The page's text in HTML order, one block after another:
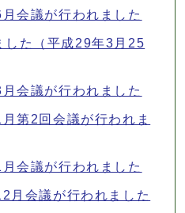
会議が行われました
した（平成29年3月25
会議が行われました
第2回会議が行われま
会議が行われました
月会議が行われました